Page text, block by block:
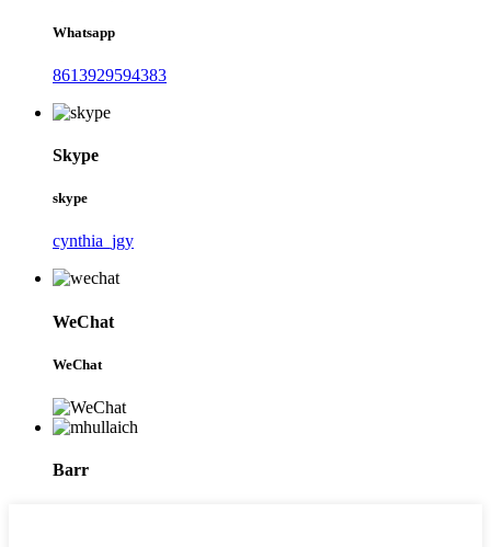
Whatsapp
8613929594383
Skype
skype
cynthia_jgy
WeChat
WeChat
Barr